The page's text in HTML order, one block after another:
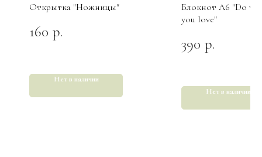
Открытка "Ножницы"
160 р.
Нет в наличии
Блокнот А6 "Do
you love"
390 р.
Нет в наличии